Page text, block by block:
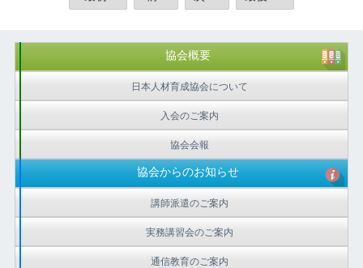
協会概要
日本人材育成協会について
入会のご案内
協会会報
協会からのお知らせ
講師派遣のご案内
実務講習会のご案内
通信教育のご案内